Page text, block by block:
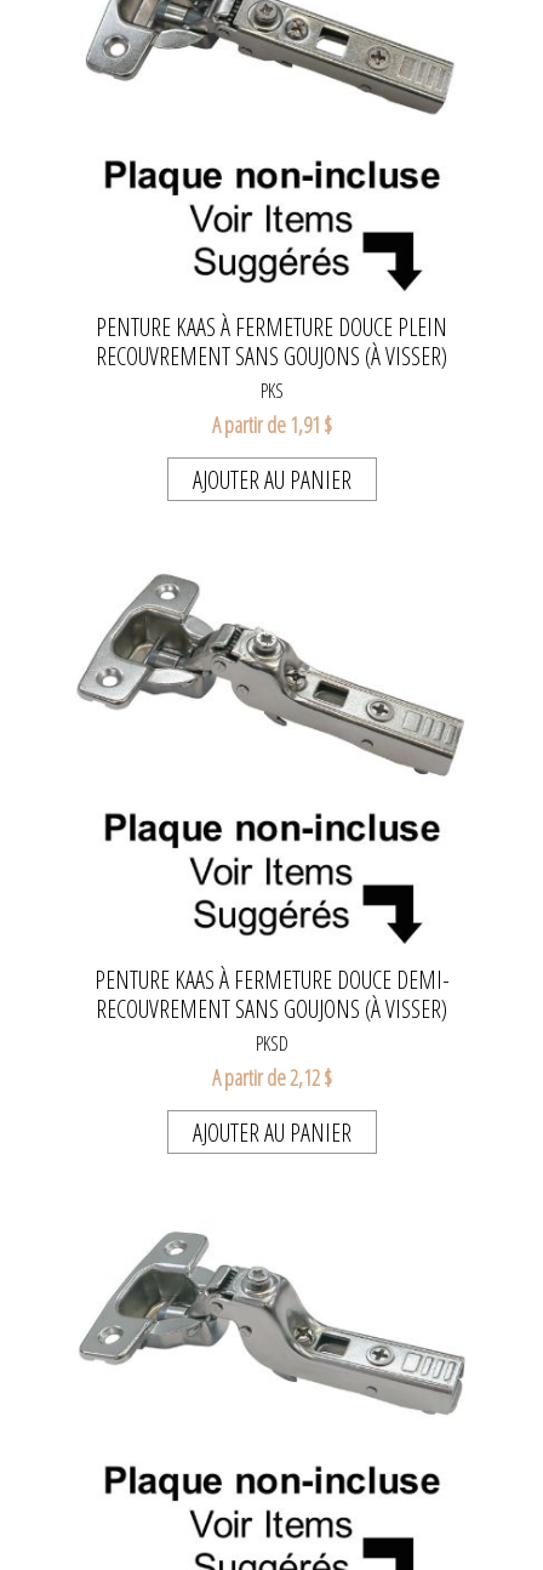
PENTURE KAAS À FERMETURE DOUCE PLEIN
RECOUVREMENT SANS GOUJONS (À VISSER)
PKS
A partir de 1,91 $
AJOUTER AU PANIER
PENTURE KAAS À FERMETURE DOUCE DEMI-
RECOUVREMENT SANS GOUJONS (À VISSER)
PKSD
A partir de 2,12 $
AJOUTER AU PANIER